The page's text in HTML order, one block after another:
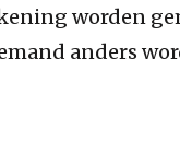
worden
anders